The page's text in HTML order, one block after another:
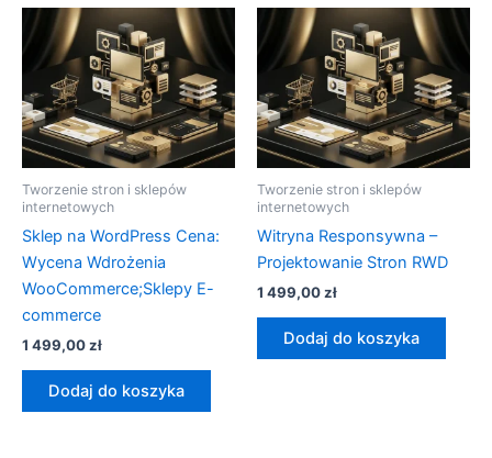
Tworzenie stron i sklepów
internetowych
Sklep na WordPress Cena:
Wycena Wdrożenia
WooCommerce;Sklepy E-
commerce
1 499,00zł
Dodaj do koszyka
Tworzenie stron i sklepów
internetowych
Witryna Responsywna –
Projektowanie Stron RWD
1 499,00zł
Dodaj do koszyka